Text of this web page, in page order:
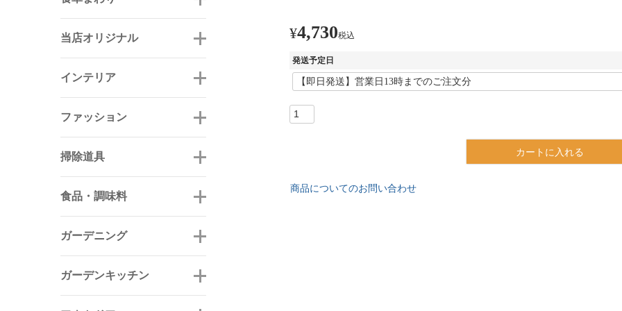
当店オリジナル
インテリア
ファッション
掃除道具
食品・調味料
ガーデニング
ガーデンキッチン
¥4,730税込
発送予定日
カートに入れる
商品についてのお問い合わせ